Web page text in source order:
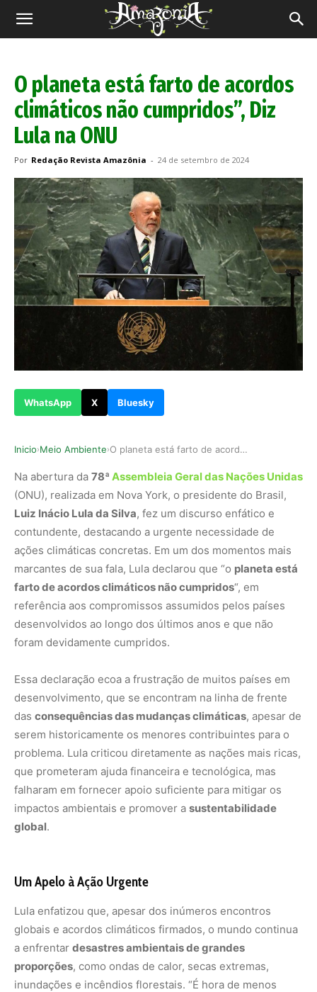
Revista
O planeta está farto de acordos
climáticos não cumpridos”, Diz
Lula na ONU
Por Redação Revista Amazônia - 24 de setembro de 2024
WhatsApp X Bluesky
Inicio›Meio Ambiente› O planeta está farto de acordos climáticos não …
Na abertura da 78ª Assembleia Geral das Nações Unidas
(ONU), realizada em Nova York, o presidente do Brasil,
Luiz Inácio Lula da Silva, fez um discurso enfático e
contundente, destacando a urgente necessidade de
ações climáticas concretas. Em um dos momentos mais
marcantes de sua fala, Lula declarou que “o planeta está
farto de acordos climáticos não cumpridos“, em
referência aos compromissos assumidos pelos países
desenvolvidos ao longo dos últimos anos e que não
foram devidamente cumpridos.
Essa declaração ecoa a frustração de muitos países em
desenvolvimento, que se encontram na linha de frente
das consequências das mudanças climáticas, apesar de
serem historicamente os menores contribuintes para o
problema. Lula criticou diretamente as nações mais ricas,
que prometeram ajuda financeira e tecnológica, mas
falharam em fornecer apoio suficiente para mitigar os
impactos ambientais e promover a sustentabilidade
global.
Um Apelo à Ação Urgente
Lula enfatizou que, apesar dos inúmeros encontros
globais e acordos climáticos firmados, o mundo continua
a enfrentar desastres ambientais de grandes
proporções, como ondas de calor, secas extremas,
inundações e incêndios florestais. “É hora de menos